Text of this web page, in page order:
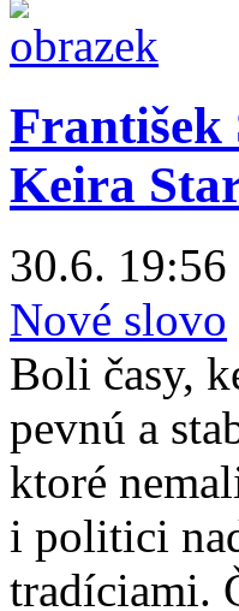
František
Keira
30.6. 19:56
Nové slovo
Boli časy,
pevnú a
ktoré
i politici
tradíciami.